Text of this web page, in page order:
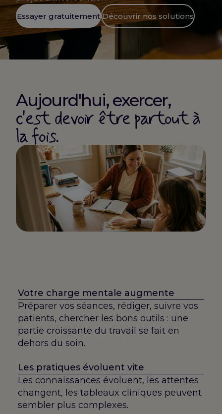
Essayer gratuitement Découvrir nos solutions
Aujourd'hui, exercer,
c'est devoir être partout à
la fois.
Votre charge mentale augmente
Préparer vos séances, rédiger, suivre vos
patients, chercher les bons outils : une
partie croissante du travail se fait en
dehors du soin.
Les pratiques évoluent vite
Les connaissances évoluent, les attentes
changent, les tableaux cliniques peuvent
sembler plus complexes.